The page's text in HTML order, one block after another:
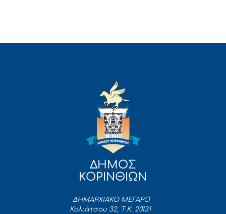
ΔΗΜΟΣ
ΚΟΡΙΝΘΙΩΝ
ΔΗΜΑΡΧΙΑΚΟ ΜΕΓΑΡΟ
Κολιάτσου 32, Τ.Κ. 20131